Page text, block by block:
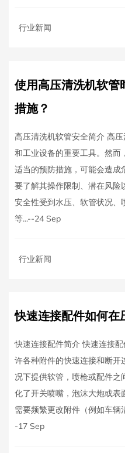
行业新闻
使用高压清洗机软
措施？
高压清洗机软管安全简介 高
和工业设备的重要工具。然而
适当的预防措施，可能会造
要了解其操作限制、潜在风险
安全性受到水压、软管状况、
等...--24 Sep
行业新闻
快速连接配件如何在
快速连接配件简介 快速连接
许各种附件的快速连接和断
况下提供软管，喷枪或配件
化了开关喷嘴，泡沫大炮或
需要频繁更改附件（例如车辆
-17 Sep